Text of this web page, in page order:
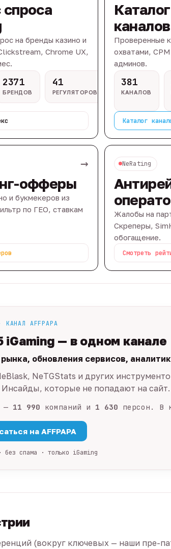
на бренды казино и
Chrome UX,
2371
БРЕНДОВ
41
РЕГУЛЯТОРОВ
каналов
Проверенные
охватами,
админов.
381
КАНАЛОВ
Каталог
→
офферы
и букмекеров из
по ГЕО, ставкам
NeRating
Жалобы на
Скреперы,
обогащение.
Смотреть
КАНАЛ AFFPAPA
iGaming — в одном канале
обновления сервисов,
NeTGStats и других
Инсайды, которые не попадают на
— 11 990 компаний и 1 630 персон. В
на AFFPAPA
без спама · только iGaming
(вокруг ключевых — наши пре-